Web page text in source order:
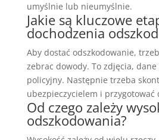
umyślnie lub nieumyślnie.
Jakie są kluczowe
dochodzenia
Aby dostać odszkodowanie,
zebrac dowody. To zdjęcia,
policyjny. Następnie trzeba
ubezpieczycielem i przygotować
Od czego zależy
odszkodowania?